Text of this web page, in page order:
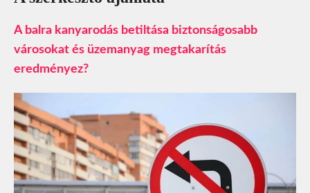
A balra kanyarodás betiltása biztonságosabb
városokat és üzemanyag megtakarítás
eredményez?